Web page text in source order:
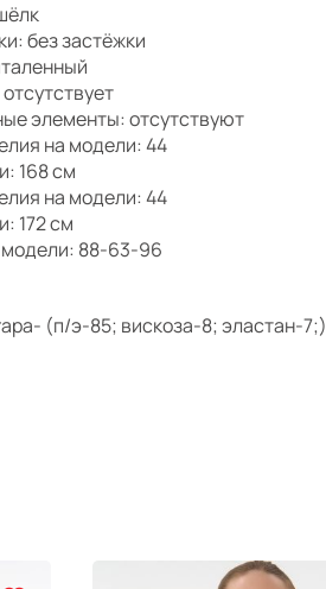
без застёжки
элементы: отсутствуют
на модели: 44
168 см
на модели: 44
172 см
88-63-96
(п/э-85; вискоза-8; эластан-7;)